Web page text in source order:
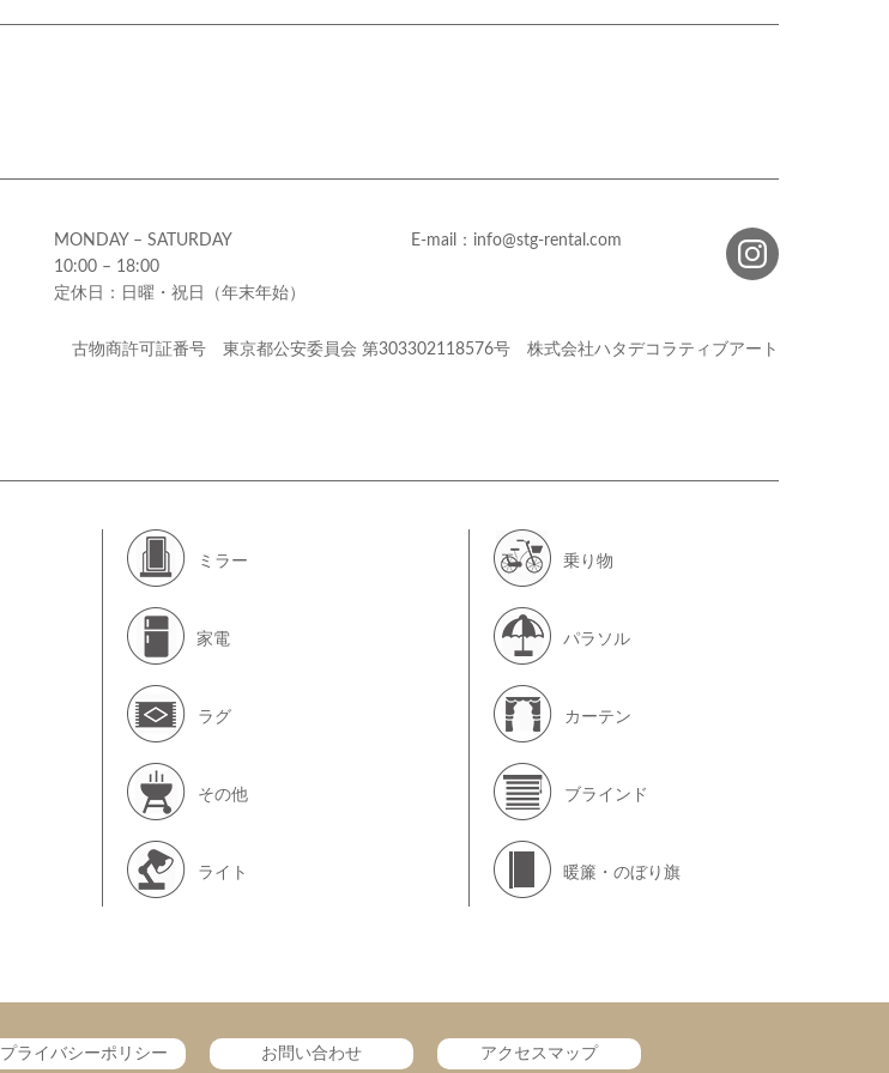
MONDAY – SATURDAY
10:00 – 18:00
定休日：日曜・祝日（年末年始）
E-mail：info@stg-rental.com
古物商許可証番号 東京都公安委員会 第303302118576号 株式会社ハタデコラティブアート
ミラー
家電
ラグ
その他
ライト
乗り物
パラソル
カーテン
ブラインド
暖簾・のぼり旗
プライバシーポリシー お問い合わせ アクセスマップ